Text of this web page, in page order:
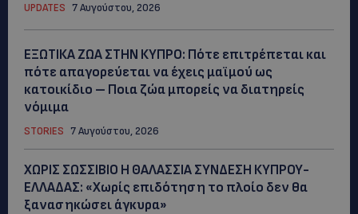
UPDATES 7 Αυγούστου, 2026
ΕΞΩΤΙΚΑ ΖΩΑ ΣΤΗΝ ΚΥΠΡΟ: Πότε επιτρέπεται και
πότε απαγορεύεται να έχεις μαϊμού ως
κατοικίδιο – Ποια ζώα μπορείς να διατηρείς
νόμιμα
STORIES 7 Αυγούστου, 2026
ΧΩΡΙΣ ΣΩΣΣΙΒΙΟ Η ΘΑΛΑΣΣΙΑ ΣΥΝΔΕΣΗ ΚΥΠΡΟΥ-
ΕΛΛΑΔΑΣ: «Χωρίς επιδότηση το πλοίο δεν θα
ξανασηκώσει άγκυρα»